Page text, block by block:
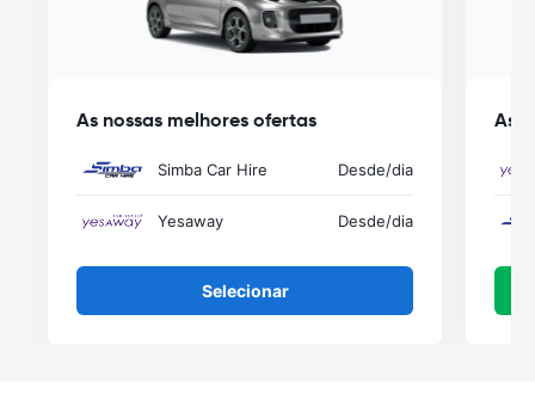
As nossas melhores ofertas
Simba Car Hire Desde/dia
Yesaway Desde/dia
Selecionar
As